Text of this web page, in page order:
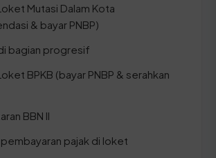
Mutasi Dalam Kota
& bayar PNBP)
bagian progresif
BPKB (bayar PNBP & serahkan
BBN II
pembayaran pajak di loket